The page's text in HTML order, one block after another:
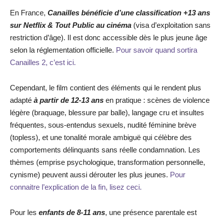
En France, Canailles bénéficie d’une classification +13 ans
sur Netflix & Tout Public au cinéma (visa d’exploitation sans
restriction d’âge). Il est donc accessible dès le plus jeune âge
selon la réglementation officielle. Pour savoir quand sortira
Canailles 2, c’est ici.
Cependant, le film contient des éléments qui le rendent plus
adapté à partir de 12-13 ans en pratique : scènes de violence
légère (braquage, blessure par balle), langage cru et insultes
fréquentes, sous-entendus sexuels, nudité féminine brève
(topless), et une tonalité morale ambiguë qui célèbre des
comportements délinquants sans réelle condamnation. Les
thèmes (emprise psychologique, transformation personnelle,
cynisme) peuvent aussi dérouter les plus jeunes. Pour
connaitre l’explication de la fin, lisez ceci.
Pour les enfants de 8-11 ans, une présence parentale est